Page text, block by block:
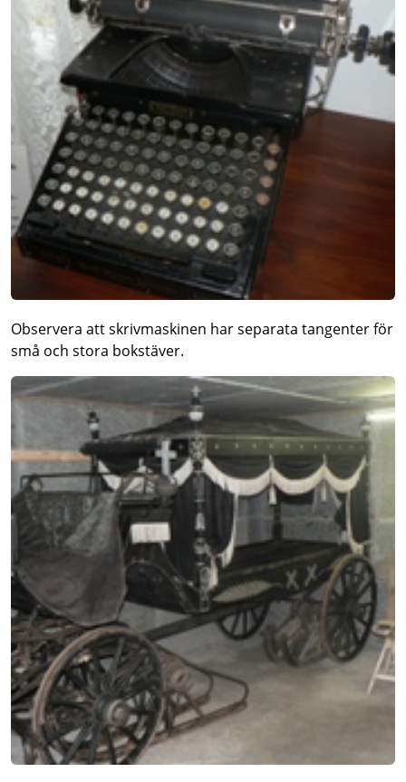
Observera att skrivmaskinen har separata tangenter för
små och stora bokstäver.